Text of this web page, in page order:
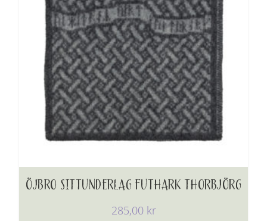
ÖJBRO SITTUNDERLAG FUTHARK THORBJÖRG
285,00 kr